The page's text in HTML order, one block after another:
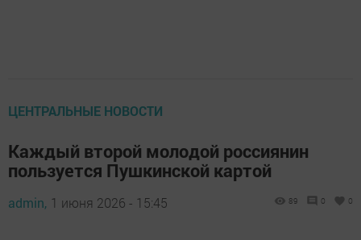
ЦЕНТРАЛЬНЫЕ НОВОСТИ
Каждый второй молодой россиянин
пользуется Пушкинской картой
admin, 1 июня 2026 - 15:45 89 0 0